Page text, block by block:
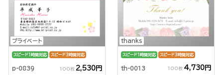
プライベート
スピード1時間対応 スピード3時間対応
p-0839 100枚 2,530円
thanks
スピード1時間対応 スピード3時間対応
th-0013 100枚 4,730円